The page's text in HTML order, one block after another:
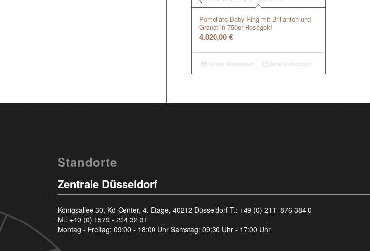
Pomellato Baby Ring mit Brillanten und
Granat in 750er Roségold
4.020,00€
In den Warenkorb Details anzeigen
Standorte
Zentrale Düsseldorf
Königsallee 30, Kö-Center, 4. Etage, 40212 Düsseldorf T.: +49 (0) 211- 876 384 0
M.: +49 (0) 1579 - 234 32 31
Montag - Freitag: 09:00 - 18:00 Uhr Samstag: 09:30 Uhr - 17:00 Uhr